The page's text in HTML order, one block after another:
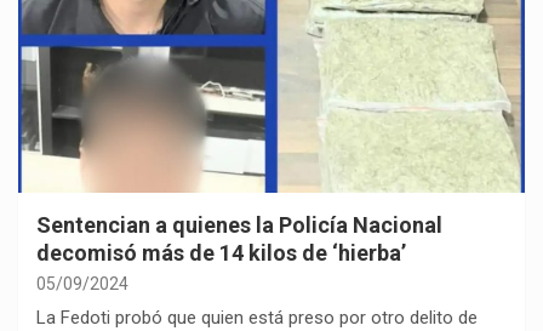
Sentencian a quienes la Policía Nacional
decomisó más de 14 kilos de ‘hierba’
05/09/2024
La Fedoti probó que quien está preso por otro delito de